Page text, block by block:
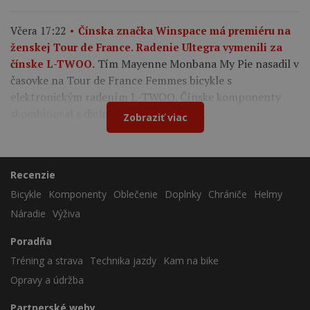
Včera 17:22
Čínska značka Winspace má premiéru na
ženskej Tour de France. Radenie Ultegra vymenili za
čínske L-TWOO. Tím Mayenne Monbana My Pie nasadil v
časovke na Tour de France Femmes bicykle s
elektronickým radením L-TWOO. Čínske komponenty
skombinoval s dielmi Shimano a Cybrei.
Zobraziť viac
Recenzie
Bicykle
Komponenty Oblečenie Doplnky Chrániče
Helmy
Náradie Výživa
Poradňa
Tréning a strava
Technika jazdy
Kam na bike
Opravy a údržba